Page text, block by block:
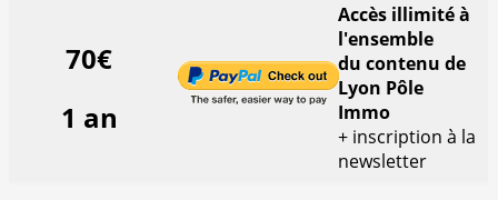
70€
1 an
Accès illimité à
l'ensemble
du contenu de
Lyon Pôle
Immo
+ inscription à la
newsletter